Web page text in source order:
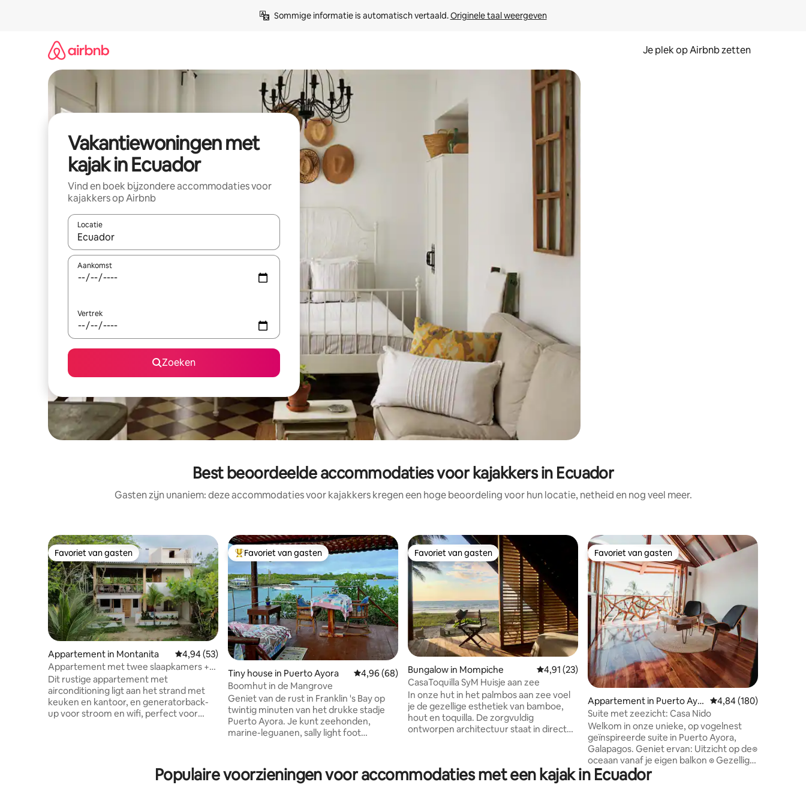
Sommige informatie is automatisch vertaald. Originele taal weergeven
Je plek op Airbnb zetten
Vakantiewoningen met
kajak in Ecuador
Vind en boek bijzondere accommodaties voor
kajakkers op Airbnb
Locatie
Wanneer er resultaten beschikbaar zijn, maak je een keuze met je de pijltjestoetsen omhoog en omlaag, óf door te tikken of swipen.
Aankomst
Vertrek
Zoeken
Best beoordeelde accommodaties voor kajakkers in Ecuador
Gasten zijn unaniem: deze accommodaties voor kajakkers kregen een hoge beoordeling voor hun locatie, netheid en nog veel meer.
Favoriet van gasten
Favoriet van gasten
Appartement in Montanita Gemiddelde beoordeling van 4,94 op 5, 53 recensies
4,94 (53)
Appartement met twee slaapkamers +
privétoegang tot het strand
Dit rustige appartement met
airconditioning ligt aan het strand met
keuken en kantoor, en generatorback-
up voor stroom en wifi, perfect voor
derde verdieping om te zonnen.
Omheind pand met beveiligde
Topfavoriet van gasten
Favoriet van gasten
Tiny house in Puerto Ayora Gemiddelde beoordeling van 4,96 op 5, 68 recensies
4,96 (68)
Boomhut in de Mangrove
Geniet van de rust in Franklin 's Bay op
twintig minuten van het drukke stadje
Puerto Ayora. Je kunt zeehonden,
marine-leguanen, sally light foot
blauwvoetbedden zien terwijl je
ontspant op het terras van de boomhut.
Favoriet van gasten
Favoriet van gasten
Bungalow in Mompiche Gemiddelde beoordeling van 4,91 op 5, 23 recensies
4,91 (23)
CasaToquilla SyM Huisje aan zee
In onze hut in het palmbos aan zee voel
je de gezellige esthetiek van bamboe,
hout en toquilla. De zorgvuldig
ontworpen architectuur staat in direct
palmbomen. Het eiland is een natuurlijk
Favoriet van gasten
Favoriet van gasten
Appartement in Puerto Ayo
ra
Gemiddelde
4,84 (180)
Suite met zeezicht: Casa Nido
Welkom in onze unieke, op vogelnest
geïnspireerde suite in Puerto Ayora,
Galapagos. Geniet ervan: Uitzicht op de๏
oceaan vanaf je eigen balkon ๏ Gezellig
hangbed voor ultieme ontspanning ๏
Artistieke boomtrap ๏ Volledig
Populaire voorzieningen voor accommodaties met een kajak in Ecuador